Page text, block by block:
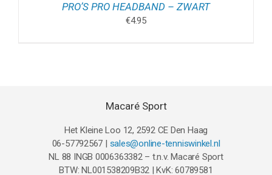
PRO’S PRO HEADBAND – ZWART
€4.95
Macaré Sport
Het Kleine Loo 12, 2592 CE Den Haag
06-57792567 | sales@online-tenniswinkel.nl
NL 88 INGB 0006363382 – t.n.v. Macaré Sport
BTW: NL001538209B32 | KvK: 60789581